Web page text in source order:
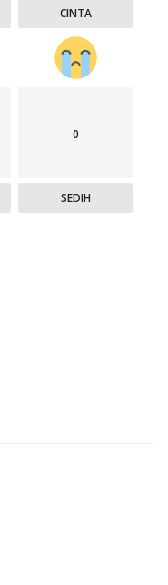
CINTA
0
SEDIH